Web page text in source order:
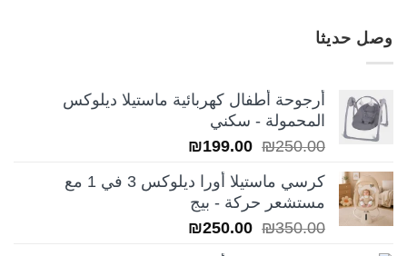
وصل حديثا
أرجوحة أطفال كهربائية ماستيلا ديلوكس
المحمولة - سكني
₪250.00
السعر
هو:
₪250.00.
₪199.00
هو:
كرسي ماستيلا أورا ديلوكس 3 في 1 مع
مستشعر حركة - بيج
₪350.00
السعر ₪250.00